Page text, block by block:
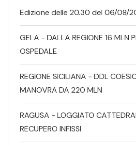
Edizione delle 20.30 del 06/08/
GELA - DALLA REGIONE 16 MLN
OSPEDALE
REGIONE SICILIANA - DDL
MANOVRA DA 220 MLN
RAGUSA - LOGGIATO
RECUPERO INFISSI